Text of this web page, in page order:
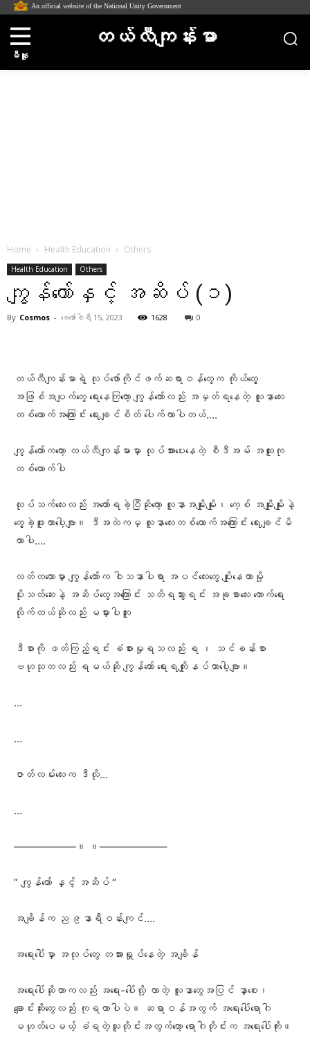
An official website of the National Unity Government
မီနူး
တယ်လီကျန်းမာ
Home Health Education Others
Health Education Others
ကျွန်တော်နှင့် အဆိပ် (၁)
By Cosmos - ဖေ‌ဖော်ဝါရီ 15, 2023 1628
0
တယ်လီကျန်းမာရဲ့ လုပ်ဖော်ကိုင်ဖက်ဆရာဝန်တွေက ကိုယ်တွေ့
အဖြစ်အပျက်‌တွေ ရေးနေကြတော့ ကျွန်တော်လည်း အမှတ်ရနေတဲ့ လူနာလေး
တစ်ယောက်အကြောင်း ရေးချင်စိတ် ပေါက်လာပါတယ်….
ကျွန်တော်ကတော့ တယ်လီကျန်းမာမှာ လုပ်အားပေးနေတဲ့ စီဒီအမ် အထူးကု
တစ်ယောက်ပါ
လုပ်သက်လေးလည်း အတော်ရခဲ့ပြီဆိုတော့ လူနာအမျိုးမျိုး၊ ကေ့စ် အမျိုးမျိုးနဲ့
တွေ့ခဲ့ဖူးတာပေါ့ဗျာ။ ဒီအထဲကမှ လူနာလေးတစ်ယောက်အကြောင်း ရေးချင်မိ
တာပါ….
လတ်တလောမှာ ကျွန်တော်က ဝါသနာပါရာ အပင်‌လေးတွေ ပျိုးနေတာမို့
ပိုးသတ်ဆေးနဲ့ အဆိပ်တွေအကြောင်း သတိရသွားရင်း အခုစာလေး ကောက်ရေး
လိုက်တယ်ဆိုလည်း မမှားပါဘူး
ဒီစာကို ဖတ်ကြည့်ရင်း ခံစားမှုရသလည်း ရ ၊ သင်ခန်းစာ
ဗဟုသုတလည်း ရမယ်ဆို ကျွန်တော် ရေးရကျိုးနပ်တာပေါ့ဗျာ။
…
…
ဇာတ်လမ်းလေးက ဒီလို…
…
——————။ ။——————–
” ကျွန်တော် နှင့် အဆိပ် “
အချိန်က ည ၉နာရီဝန်းကျင်….
အရေးပေါ်မှာ အလုပ်တွေ တအားရှုပ်နေတဲ့ အချိန်
အရေးပေါ်ဆိုတာကလည်း အရေး-ပေါ်လို့ လာတဲ့ လူနာ‌တွေအပြင် နှာစေး၊
ချောင်းဆိုးတွေလည်း ကုရတာပါပဲ။ ဆရာဝန်အတွက် အရေးပေါ်ရောဂါ
မဟုတ်ပေမယ့် ခံရတဲ့သူတိုင်းအတွက်တော့ ရောဂါတိုင်းက အရေးပေါ်ကိုး။